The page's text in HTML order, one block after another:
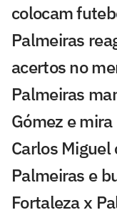
colocam
Palmeiras
acertos no
Palmeiras
Gómez e
Carlos
Palmeiras e
Fortaleza x